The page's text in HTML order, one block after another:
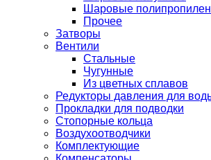
Шаровые
Прочее
Затворы
Вентили
Стальные
Чугунные
Из цветных сплавов
Редукторы давления для
Прокладки для подводки
Стопорные кольца
Воздухоотводчики
Комплектующие